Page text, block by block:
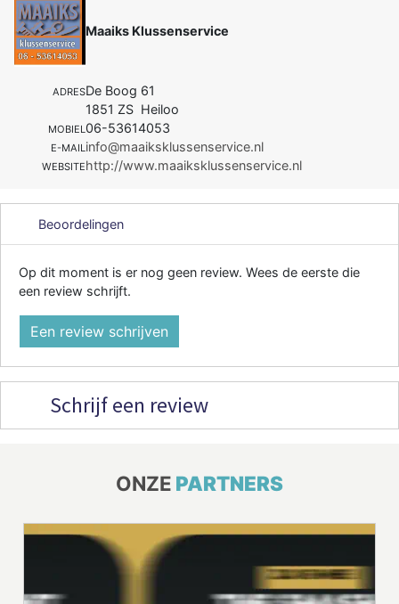
Maaiks Klussenservice
ADRESDe Boog 61
1851 ZS Heiloo
MOBIEL 06-53614053
E-MAIL info@maaiksklussenservice.nl
WEBSITEhttp://www.maaiksklussenservice.nl
Beoordelingen
Op dit moment is er nog geen review. Wees de eerste die
een review schrijft.
Een review schrijven
Schrijf een review
ONZE PARTNERS